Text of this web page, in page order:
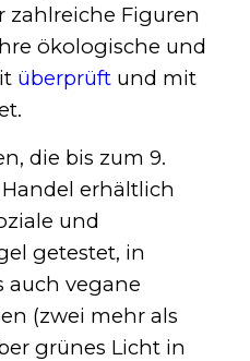
zahlreiche Figuren
ökologische und
überprüftund mit
die bis zum 9.
erhältlich
und
getestet, in
auch vegane
(zwei mehr als
grünes Licht in